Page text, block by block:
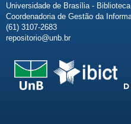
Universidade de Brasília -
Coordenadoria de Gestão da
(61) 3107-2683
repositorio@unb.br